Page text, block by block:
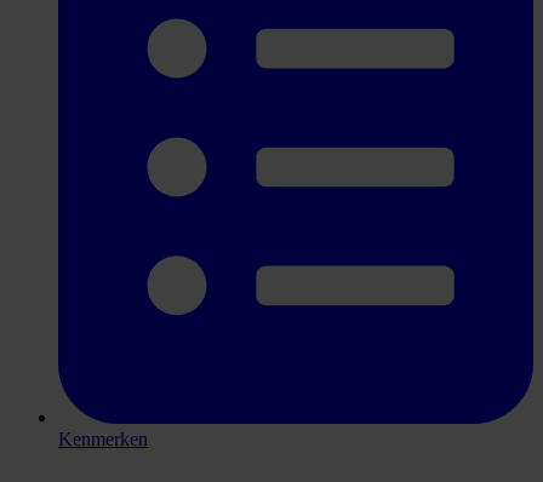
Kenmerken